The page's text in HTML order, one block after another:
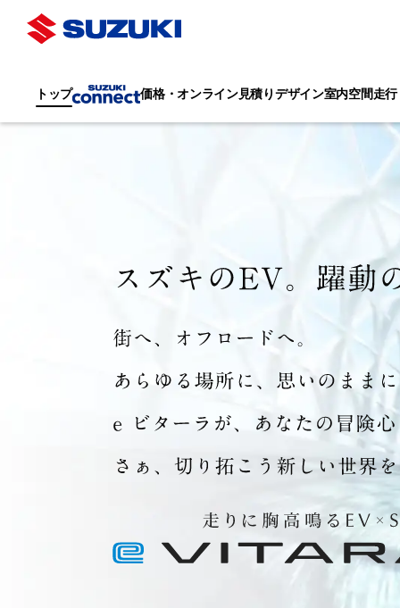
トップ 価格・オンライン見積りデザイン室内空間走